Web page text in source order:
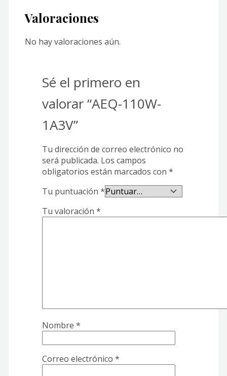
Valoraciones
No hay valoraciones aún.
Sé el primero en
valorar “AEQ-110W-
1A3V”
Tu dirección de correo electrónico no
será publicada. Los campos
obligatorios están marcados con *
Tu puntuación *
Tu valoración *
Nombre *
Correo electrónico *